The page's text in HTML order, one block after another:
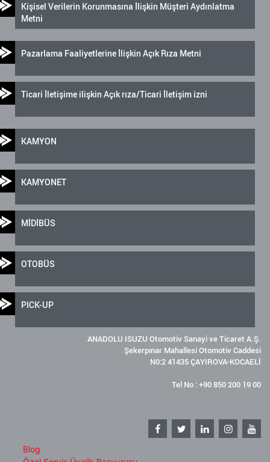
Kişisel Verilerin Korunmasına İlişkin Müşteri Aydınlatma
Metni
Pazarlama Faaliyetlerine İlişkin Açık Rıza Metni
Ticari İletişime ilişkin Açık rıza/Ticari İletişim izni
KAMYON
KAMYONET
MİDİBÜS
OTOBÜS
PICK-UP
ANADOLU ISUZU Otomotiv Sanayi ve Ticaret A.Ş.
Şekerpınar Mahallesi Otomotiv Caddesi
N0:2 41435 ÇAYIROVA-KOCAELİ
Tel No : +90 850 200 19 00
Blog